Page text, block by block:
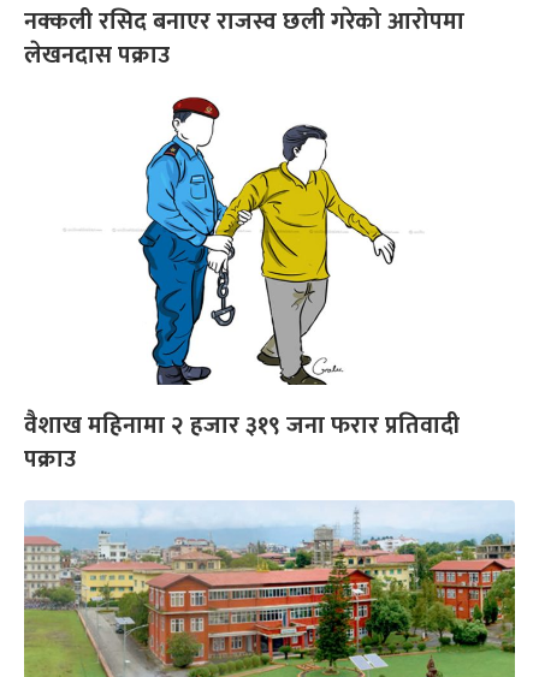
नक्कली रसिद बनाएर राजस्व छली गरेको आरोपमा
लेखनदास पक्राउ
वैशाख महिनामा २ हजार ३१९ जना फरार प्रतिवादी
पक्राउ